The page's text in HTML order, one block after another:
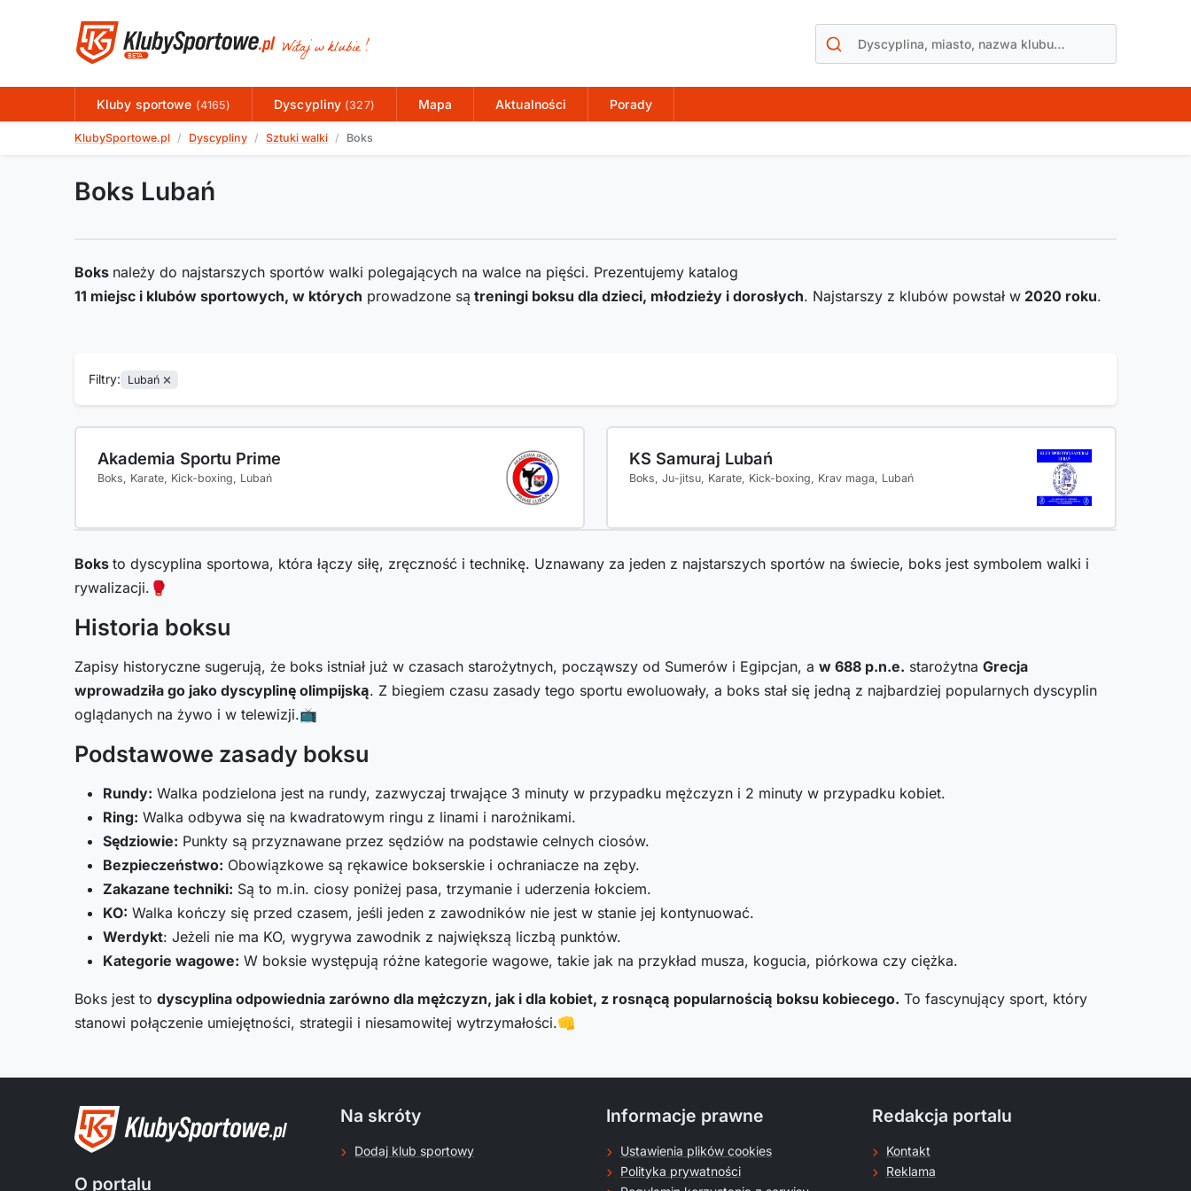
Kluby sportowe (4165) Dyscypliny (327) Mapa Aktualności Porady
KlubySportowe.pl Dyscypliny Sztuki walki Boks
Boks Lubań
Boks należy do najstarszych sportów walki polegających na walce na pięści. Prezentujemy katalog
11 miejsc i klubów sportowych, w których prowadzone są treningi boksu dla dzieci, młodzieży i dorosłych. Najstarszy z klubów powstał w 2020 roku.
Filtry: Lubań
Akademia Sportu Prime
Boks, Karate, Kick-boxing, Lubań
KS Samuraj Lubań
Boks, Ju-jitsu, Karate, Kick-boxing, Krav maga, Lubań
Boks to dyscyplina sportowa, która łączy siłę, zręczność i technikę. Uznawany za jeden z najstarszych sportów na świecie, boks jest symbolem walki i
rywalizacji.🥊
Historia boksu
Zapisy historyczne sugerują, że boks istniał już w czasach starożytnych, począwszy od Sumerów i Egipcjan, a w 688 p.n.e. starożytna Grecja
wprowadziła go jako dyscyplinę olimpijską. Z biegiem czasu zasady tego sportu ewoluowały, a boks stał się jedną z najbardziej popularnych dyscyplin
oglądanych na żywo i w telewizji.📺
Podstawowe zasady boksu
Rundy: Walka podzielona jest na rundy, zazwyczaj trwające 3 minuty w przypadku mężczyzn i 2 minuty w przypadku kobiet.
Ring: Walka odbywa się na kwadratowym ringu z linami i narożnikami.
Sędziowie: Punkty są przyznawane przez sędziów na podstawie celnych ciosów.
Bezpieczeństwo: Obowiązkowe są rękawice bokserskie i ochraniacze na zęby.
Zakazane techniki: Są to m.in. ciosy poniżej pasa, trzymanie i uderzenia łokciem.
KO: Walka kończy się przed czasem, jeśli jeden z zawodników nie jest w stanie jej kontynuować.
Werdykt: Jeżeli nie ma KO, wygrywa zawodnik z największą liczbą punktów.
Kategorie wagowe: W boksie występują różne kategorie wagowe, takie jak na przykład musza, kogucia, piórkowa czy ciężka.
Boks jest to dyscyplina odpowiednia zarówno dla mężczyzn, jak i dla kobiet, z rosnącą popularnością boksu kobiecego. To fascynujący sport, który
stanowi połączenie umiejętności, strategii i niesamowitej wytrzymałości.👊
O portalu
Na skróty
Dodaj klub sportowy
Informacje prawne
Ustawienia plików cookies
Polityka prywatności
Redakcja portalu
Kontakt
Reklama